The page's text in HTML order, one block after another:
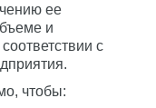
ее
и
с
чтобы: